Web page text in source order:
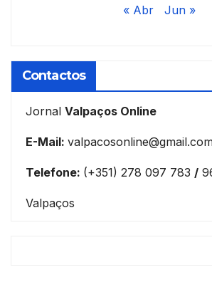
« Abr Jun »
Contactos
Jornal Valpaços Online
E-Mail:
Telefone: (+351) 278 097 783 /
Valpaços